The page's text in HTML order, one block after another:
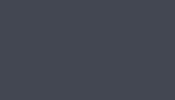
своего